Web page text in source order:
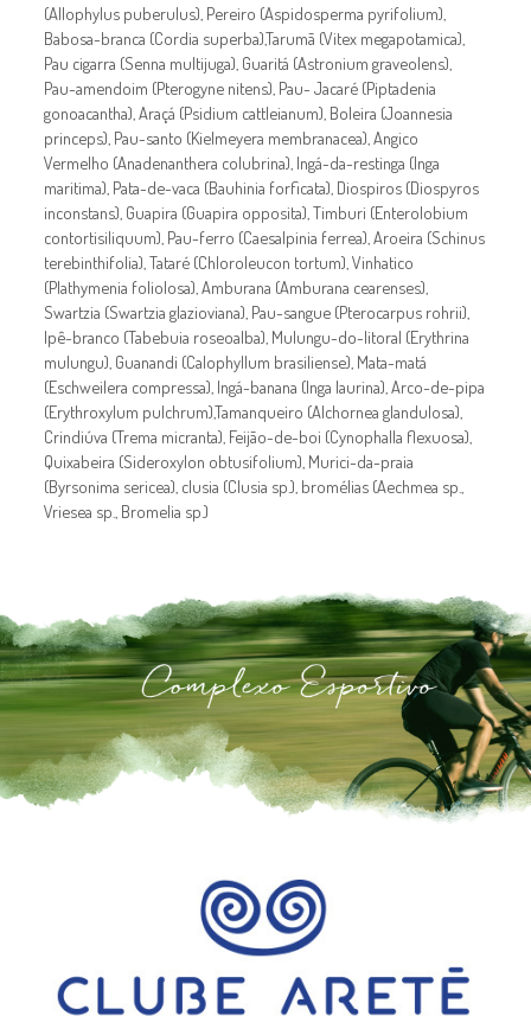
(Allophylus puberulus), Pereiro (Aspidosperma pyrifolium),
Babosa-branca (Cordia superba),Tarumã (Vitex megapotamica),
Pau cigarra (Senna multijuga), Guaritá (Astronium graveolens),
Pau-amendoim (Pterogyne nitens), Pau- Jacaré (Piptadenia
gonoacantha), Araçá (Psidium cattleianum), Boleira (Joannesia
princeps), Pau-santo (Kielmeyera membranacea), Angico
Vermelho (Anadenanthera colubrina), Ingá-da-restinga (Inga
maritima), Pata-de-vaca (Bauhinia forficata), Diospiros (Diospyros
inconstans), Guapira (Guapira opposita), Timburi (Enterolobium
contortisiliquum), Pau-ferro (Caesalpinia ferrea), Aroeira (Schinus
terebinthifolia), Tataré (Chloroleucon tortum), Vinhatico
(Plathymenia foliolosa), Amburana (Amburana cearenses),
Swartzia (Swartzia glazioviana), Pau-sangue (Pterocarpus rohrii),
Ipê-branco (Tabebuia roseoalba), Mulungu-do-litoral (Erythrina
mulungu), Guanandi (Calophyllum brasiliense), Mata-matá
(Eschweilera compressa), Ingá-banana (Inga laurina), Arco-de-pipa
(Erythroxylum pulchrum),Tamanqueiro (Alchornea glandulosa),
Crindiúva (Trema micranta), Feijão-de-boi (Cynophalla flexuosa),
Quixabeira (Sideroxylon obtusifolium), Murici-da-praia
(Byrsonima sericea), clusia (Clusia sp.), bromélias (Aechmea sp.,
Vriesea sp., Bromelia sp.)